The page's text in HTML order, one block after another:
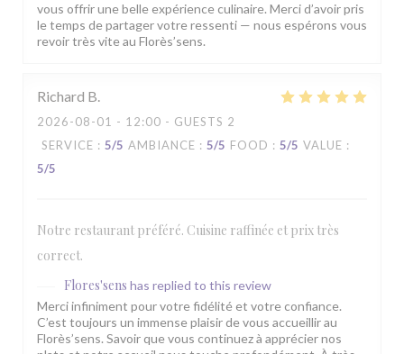
vous offrir une belle expérience culinaire. Merci d’avoir pris
le temps de partager votre ressenti — nous espérons vous
revoir très vite au Florès’sens.
Richard B
2026-08-01 - 12:00 - GUESTS 2
SERVICE : 5/5 AMBIANCE : 5/5 FOOD : 5/5 VALUE :
5/5
Notre restaurant préféré. Cuisine raffinée et prix très
correct.
Flores'sens has replied to this review
Merci infiniment pour votre fidélité et votre confiance.
C’est toujours un immense plaisir de vous accueillir au
Florès’sens. Savoir que vous continuez à apprécier nos